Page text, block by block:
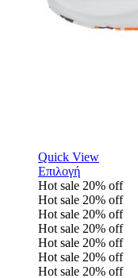
Quick View
Επιλογή
Hot sale 20% off
Hot sale 20% off
Hot sale 20% off
Hot sale 20% off
Hot sale 20% off
Hot sale 20% off
Hot sale 20% off